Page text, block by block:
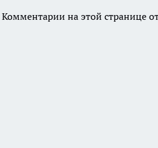
Комментарии на этой странице